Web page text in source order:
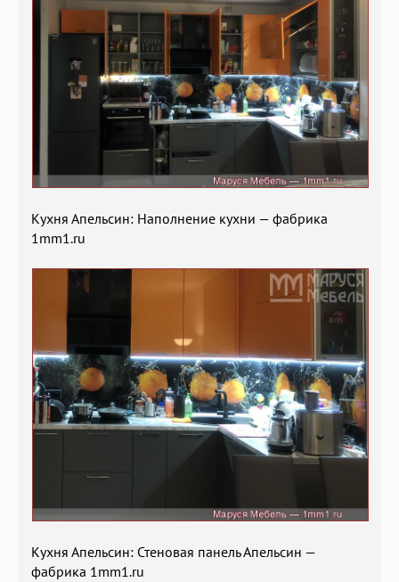
Кухня Апельсин: Наполнение кухни — фабрика
1mm1.ru
Кухня Апельсин: Стеновая панель Апельсин —
фабрика 1mm1.ru